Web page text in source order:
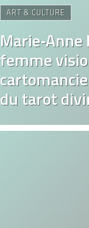
ART & CULTURE
femme
du tarot